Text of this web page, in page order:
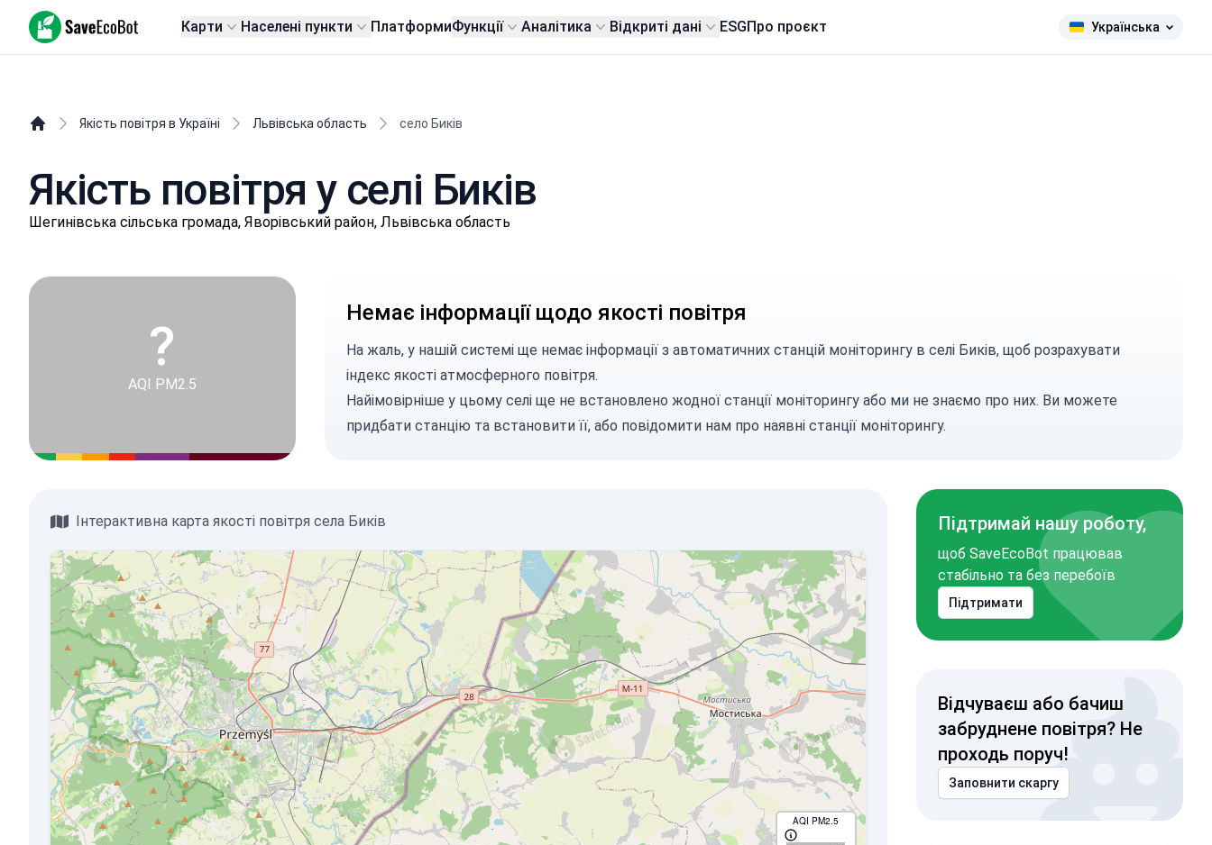
SaveEcoBot Карти Населені пункти ПлатформиФункції Аналітика Відкриті дані ESGПро проєкт Українська
Якість повітря в Україні Львівська область село Биків
Якість повітря у селі Биків
Шeгинівськa сільська громада, Яворівський район, Львівська область
?
AQI PM2.5
Немає інформації щодо якості повітря
На жаль, у нашій системі ще немає інформації з автоматичних станцій моніторингу в селі Биків, щоб розрахувати
індекс якості атмосферного повітря.
Найімовірніше у цьому селі ще не встановлено жодної станції моніторингу або ми не знаємо про них. Ви можете
придбати станцію та встановити її, або повідомити нампро наявні станції моніторингу.
Інтерактивна карта якості повітря села Биків
AQI PM2.5
Підтримай нашу роботу,
щоб SaveEcoBot працював
стабільно та без перебоїв
Підтримати
Відчуваєш або бачиш
забруднене повітря? Не
проходь поруч!
Заповнити скаргу